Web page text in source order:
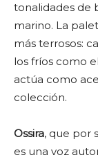
tonalidades de
marino. La
más terrosos:
los fríos como
actúa como
colección.
Ossira, que por
es una voz